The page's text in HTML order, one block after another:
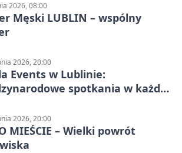
2026, 08:00
Męski LUBLIN – wspólny
2026, 20:00
Events w Lublinie:
spotkania w każdą
2026, 20:00
MIEŚCIE – Wielki powrót